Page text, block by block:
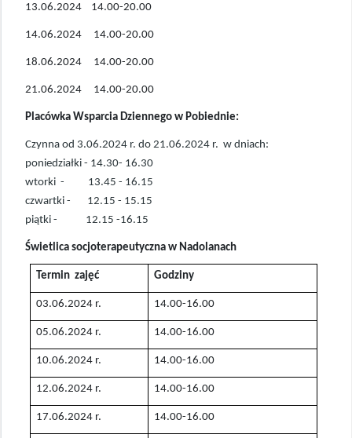
13.06.2024 14.00-20.00
14.06.2024 14.00-20.00
18.06.2024 14.00-20.00
21.06.2024 14.00-20.00
Placówka Wsparcia Dziennego w Pobiednie:
Czynna od 3.06.2024 r. do 21.06.2024 r. w dniach:
poniedziałki - 14.30- 16.30
wtorki - 13.45 - 16.15
czwartki - 12.15 - 15.15
piątki - 12.15 -16.15
Świetlica socjoterapeutyczna w Nadolanach
Termin zajęć Godziny
03.06.2024 r. 14.00-16.00
05.06.2024 r. 14.00-16.00
10.06.2024 r. 14.00-16.00
12.06.2024 r. 14.00-16.00
17.06.2024 r. 14.00-16.00